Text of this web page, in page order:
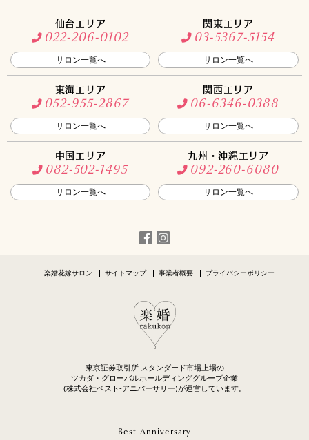
仙台エリア
022-206-0102
サロン一覧へ
関東エリア
03-5367-5154
サロン一覧へ
東海エリア
052-955-2867
サロン一覧へ
関西エリア
06-6346-0388
サロン一覧へ
中国エリア
082-502-1495
サロン一覧へ
九州・沖縄エリア
092-260-6080
サロン一覧へ
楽婚花嫁サロン サイトマップ 事業者概要 プライバシーポリシー
東京証券取引所 スタンダード市場上場の
ツカダ・グローバルホールディンググループ企業
(株式会社ベスト-アニバーサリー)が運営しています。
Best-Anniversary